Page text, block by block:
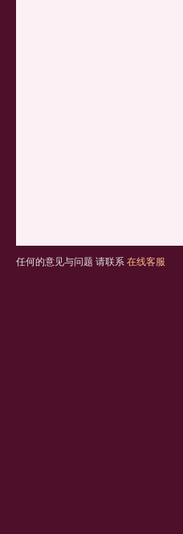
任何的意见与问题 请联系 在线客服